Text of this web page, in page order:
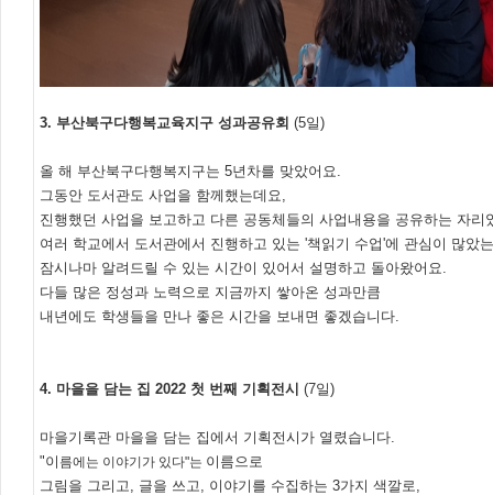
3. 부산북구다행복교육지구 성과공유회 (5일)
올 해 부산북구다행복지구는 5년차를 맞았어요.
그동안 도서관도 사업을 함께했는데요,
진행했던 사업을 보고하고 다른 공동체들의 사업내용을 공유하는 자리
여러 학교에서 도서관에서 진행하고 있는 '책읽기 수업'에 관심이 많았
잠시나마 알려드릴 수 있는 시간이 있어서 설명하고 돌아왔어요.
다들 많은 정성과 노력으로 지금까지 쌓아온 성과만큼
내년에도 학생들을 만나 좋은 시간을 보내면 좋겠습니다.
4. 마을을 담는 집 2022 첫 번째 기획전시 (7일)
마을기록관 마을을 담는 집에서 기획전시가 열렸습니다.
"이 름에는 이야기가 있다"는 이름으로
그림을 그리고, 글을 쓰고, 이야기를 수집하는 3가지 색깔로,